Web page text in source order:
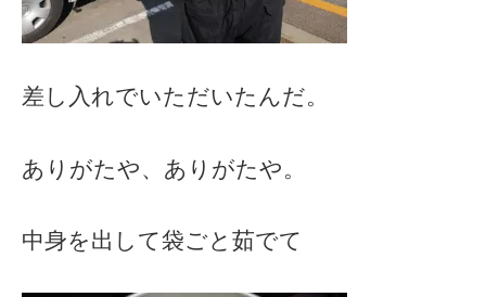
差し入れでいただいたんだ。
ありがたや、ありがたや。
中身を出して袋ごと茹でて